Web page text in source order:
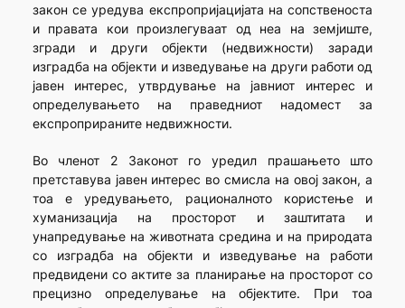
закон се уредува експропријацијата на сопственоста
и правата кои произлегуваат од неа на земјиште,
згради и други објекти (недвижности) заради
изградба на објекти и изведување на други работи од
јавен интерес, утврдување на јавниот интерес и
определувањето на праведниот надомест за
експроприраните недвижности.
Во членот 2 Законот го уредил прашањето што
претставува јавен интерес во смисла на овој закон, а
тоа е уредувањето, рационалното користење и
хуманизација на просторот и заштитата и
унапредување на животната средина и на природата
со изградба на објекти и изведување на работи
предвидени со актите за планирање на просторот со
прецизно определување на објектите. При тоа